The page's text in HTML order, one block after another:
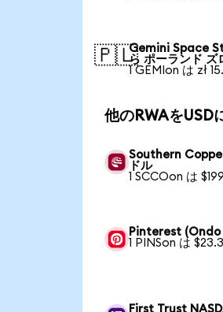
🇵🇱Gemini Space
ら ポーランド ズ
1 GEMIon は zł
他のRWAをUSD
Southern
ドル
1 SCCOon は
Pinterest (Ondo
1 PINSon は
First Trust